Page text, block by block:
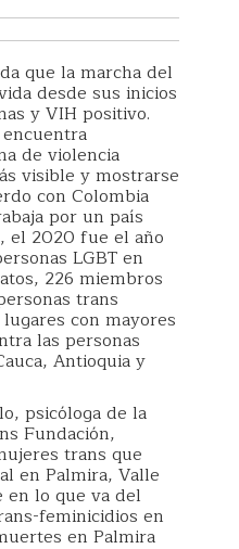
que la marcha del
desde sus inicios
y VIH positivo.
de violencia
visible y mostrarse
con Colombia
por un país
el 2020 fue el año
LGBT en
226 miembros
trans
con mayores
las personas
Antioquia y
psicóloga de la
Fundación,
trans que
en Palmira, Valle
en lo que va del
feminicidios en
en Palmira